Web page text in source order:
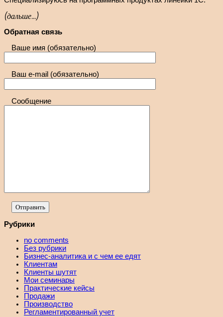
(дальше...)
Обратная связь
Ваше имя (обязательно)
Ваш e-mail (обязательно)
Сообщение
Рубрики
no comments
Без рубрики
Бизнес-аналитика и с чем ее едят
Клиентам
Клиенты шутят
Мои семинары
Практические кейсы
Продажи
Производство
Регламентированный учет